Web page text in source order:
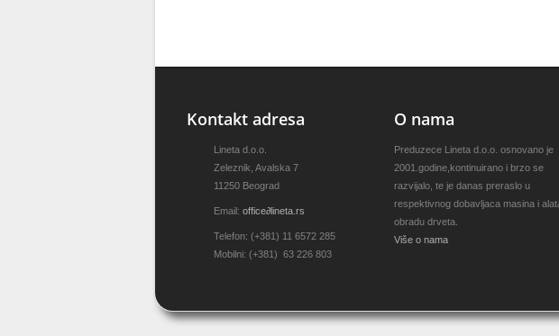
Kontakt adresa
Lineta d.o.o.
Zeleznik, Avalska 7
11250 Beograd
Email: office∂lineta.rs
Telefon: (+381) 11 6572 285
Mobilni: (+381) 63 226 803
O nama
Preduzece Lineta d.o.o. osnovano je
2001.godine,kontinuirano i brzo se
razvijalo, te je danas preraslo u
respektivnog dobavljaca masina i
obradu drveta.
Više o nama